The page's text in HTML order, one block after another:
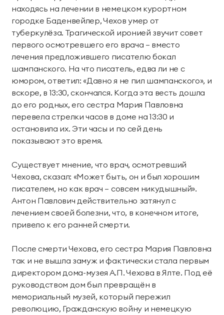
находясь на лечении в немецком курортном
городке Баденвейлер, Чехов умер от
туберкулёза. Трагической иронией звучит совет
первого осмотревшего его врача — вместо
лечения предложившего писателю бокал
шампанского. На что писатель, едва ли не с
юмором, ответил: «Давно я не пил шампанского», и
вскоре, в 13:30, скончался. Когда эта весть дошла
до его родных, его сестра Мария Павловна
перевела стрелки часов в доме на 13:30 и
остановила их. Эти часы и по сей день
показывают это время.
Существует мнение, что врач, осмотревший
Чехова, сказал: «Может быть, он и был хорошим
писателем, но как врач — совсем никудышный».
Антон Павлович действительно затянул с
лечением своей болезни, что, в конечном итоге,
привело к его ранней смерти.
После смерти Чехова, его сестра Мария Павловна
так и не вышла замуж и фактически стала первым
директором дома-музея А.П. Чехова в Ялте. Под её
руководством дом был превращён в
мемориальный музей, который пережил
революцию, Гражданскую войну и немецкую